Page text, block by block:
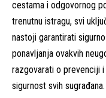
cestama i odgovornog
trenutnu istragu, svi
nastoji garantirati
ponavljanja ovakvih
razgovarati o prevenciji
sigurnost svih sugrađana.